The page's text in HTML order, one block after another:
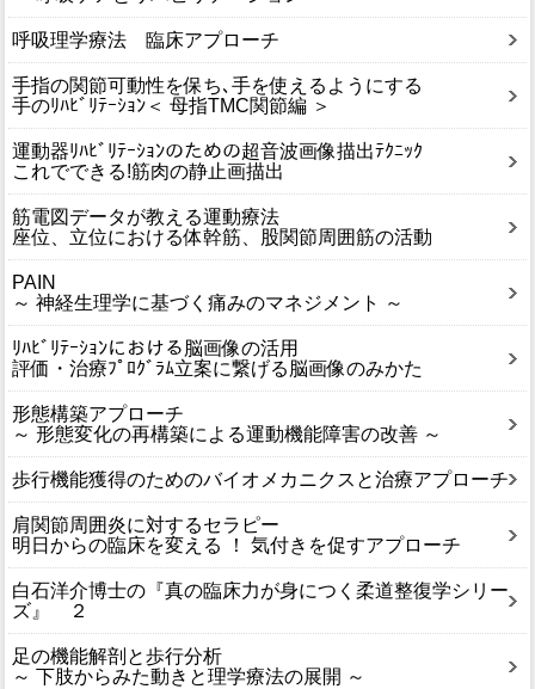
呼吸理学療法 臨床アプローチ
手指の関節可動性を保ち､手を使えるようにする
手のﾘﾊﾋﾞﾘﾃｰｼｮﾝ＜ 母指TMC関節編 ＞
運動器ﾘﾊﾋﾞﾘﾃｰｼｮﾝのための超音波画像描出ﾃｸﾆｯｸ
これでできる!筋肉の静止画描出
筋電図データが教える運動療法
座位、立位における体幹筋、股関節周囲筋の活動
PAIN
～ 神経生理学に基づく痛みのマネジメント ～
ﾘﾊﾋﾞﾘﾃｰｼｮﾝにおける脳画像の活用
評価・治療ﾌﾟﾛｸﾞﾗﾑ立案に繋げる脳画像のみかた
形態構築アプローチ
～ 形態変化の再構築による運動機能障害の改善 ～
歩行機能獲得のためのバイオメカニクスと治療アプローチ
肩関節周囲炎に対するセラピー
明日からの臨床を変える ！ 気付きを促すアプローチ
白石洋介博士の『真の臨床力が身につく柔道整復学シリー
ズ』 ２
足の機能解剖と歩行分析
～ 下肢からみた動きと理学療法の展開 ～